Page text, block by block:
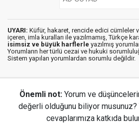
UYARI: Küfür, hakaret, rencide edici cümleler
içeren, imla kuralları ile yazılmamış, Türkçe
isimsiz ve büyük harflerle yazılmış
Yorumların her türlü cezai ve hukuki
Sistem yapılan yorumlardan sorumlu değildir.
Önemli not: Yorum ve
değerli olduğunu biliyor musunuz?
cevaplarımıza katkıda